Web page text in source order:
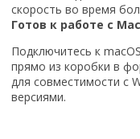
скорость во время
Готов к работе с Mac
Подключитесь к
прямо из коробки в
для совместимости с
версиями.